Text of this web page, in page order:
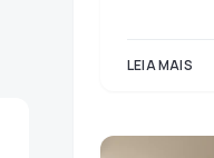
LEIA MAIS